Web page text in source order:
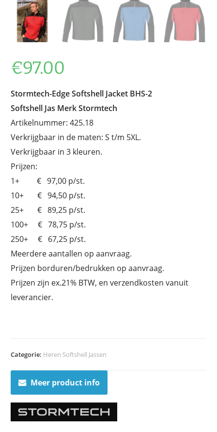
€97.00
Stormtech-Edge Softshell Jacket BHS-2
Softshell Jas Merk Stormtech
Artikelnummer: 425.18
Verkrijgbaar in de maten: S t/m 5XL.
Verkrijgbaar in 3 kleuren.
Prijzen:
1+ € 97,00 p/st.
10+ € 94,50 p/st.
25+ € 89,25 p/st.
100+ € 78,75 p/st.
250+ € 67,25 p/st.
Meerdere aantallen op aanvraag.
Prijzen borduren/bedrukken op aanvraag.
Prijzen zijn ex.21% BTW, en verzendkosten vanuit
leverancier.
Categorie: Heren Softshell Jassen
Meer product info